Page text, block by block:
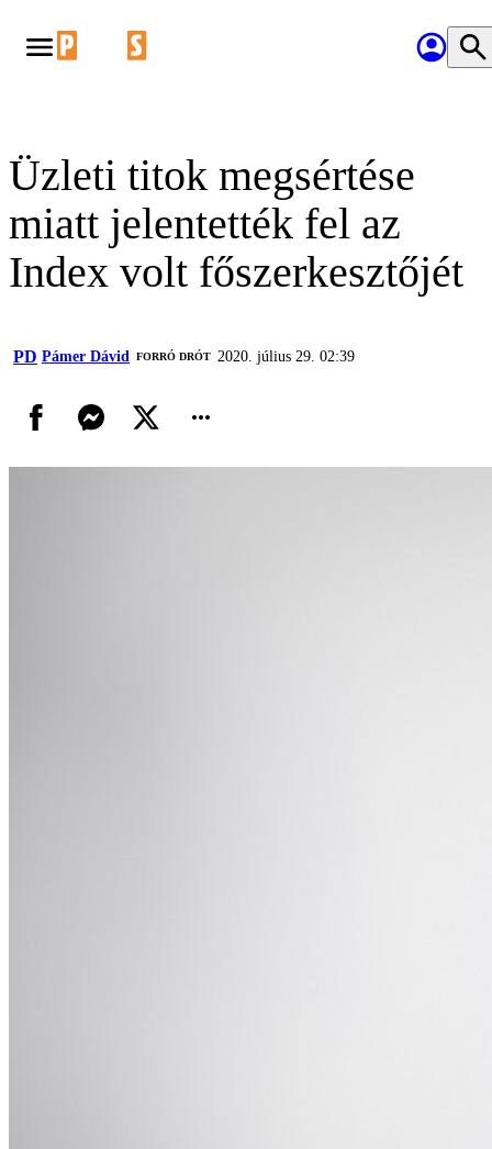
Üzleti titok megsértése
miatt jelentették fel az
Index volt főszerkesztőjét
PD Pámer Dávid FORRÓ DRÓT 2020. július 29. 02:39